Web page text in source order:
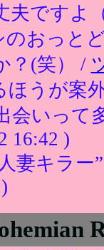
夫ですよ
おっと
？(笑） /
ほうが案
会いって
16:42 )
妻キラ